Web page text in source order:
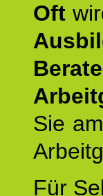
Oft
Sie
Für